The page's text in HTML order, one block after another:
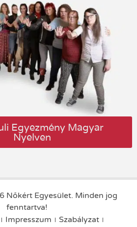
Egyezmény Magyar
Nyelven
Nőkért Egyesület. Minden jog
fenntartva!
Impresszum Szabályzat